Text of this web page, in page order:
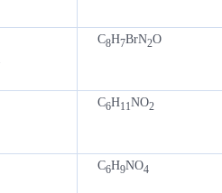
C8H7BrN2O
C6H11NO2
C6H9NO4